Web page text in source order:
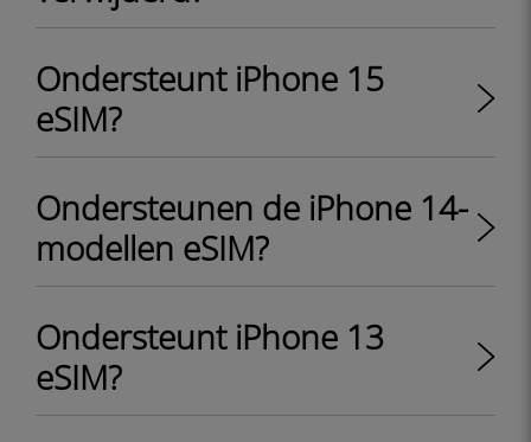
Ondersteunt iPhone 15
eSIM?
Ondersteunen de iPhone 14-
modellen eSIM?
Ondersteunt iPhone 13
eSIM?